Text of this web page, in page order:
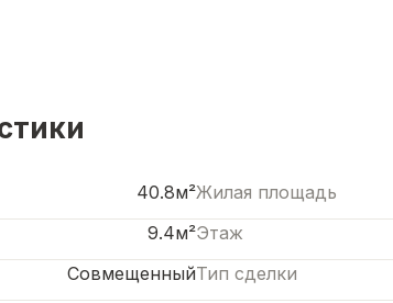
40.8м²Жилая площадь
9.4м²Этаж
СовмещенныйТип сделки